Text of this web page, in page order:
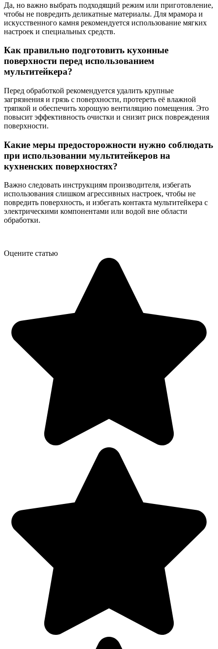
Да, но важно выбрать подходящий режим или приготовление,
чтобы не повредить деликатные материалы. Для мрамора и
искусственного камня рекомендуется использование мягких
настроек и специальных средств.
Как правильно подготовить кухонные
поверхности перед использованием
мультитейкера?
Перед обработкой рекомендуется удалить крупные
загрязнения и грязь с поверхности, протереть её влажной
тряпкой и обеспечить хорошую вентиляцию помещения. Это
повысит эффективность очистки и снизит риск повреждения
поверхности.
Какие меры предосторожности нужно соблюдать
при использовании мультитейкеров на
кухненских поверхностях?
Важно следовать инструкциям производителя, избегать
использования слишком агрессивных настроек, чтобы не
повредить поверхность, и избегать контакта мультитейкера с
электрическими компонентами или водой вне области
обработки.
Оцените статью